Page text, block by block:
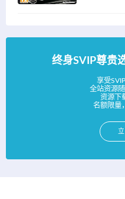
终身SVIP尊贵
享受
全站资源
资源下
名额限量